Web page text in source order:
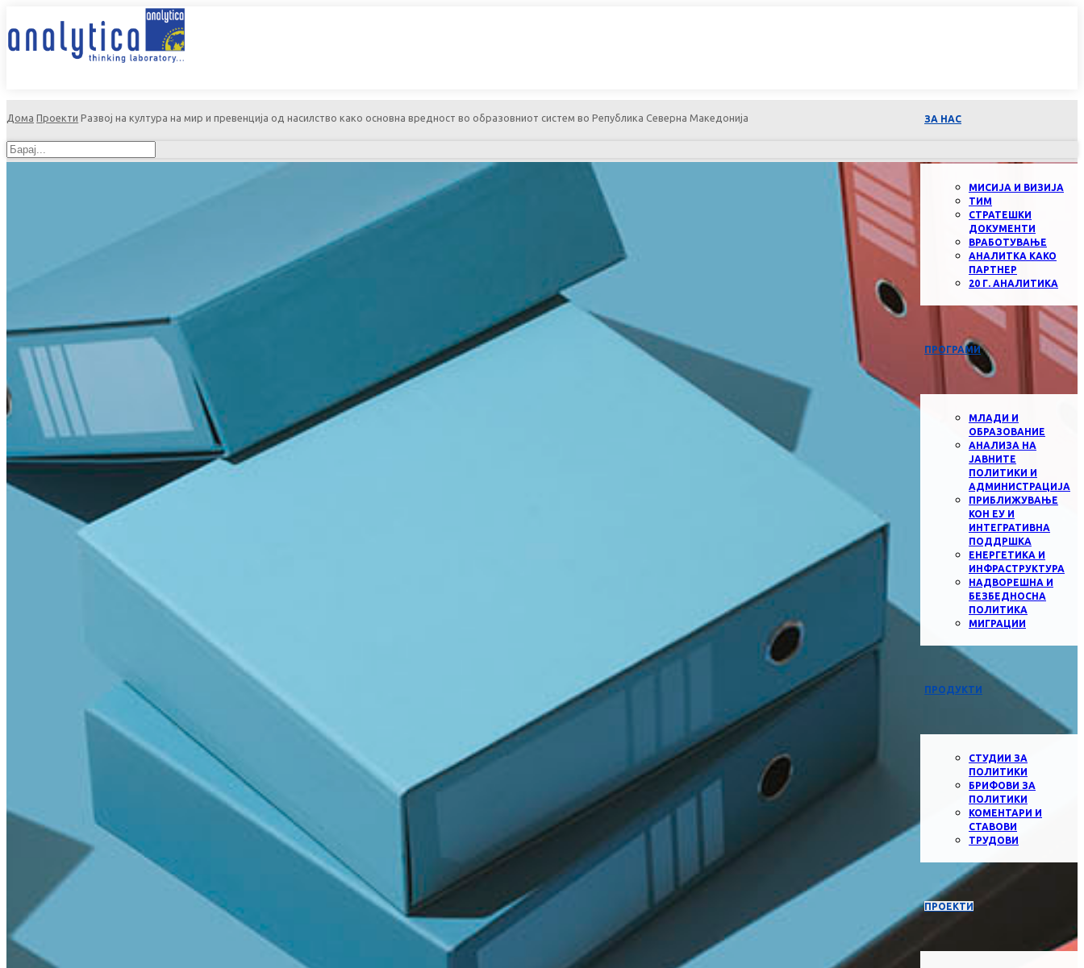
ЗА НАС
МИСИЈА И ВИЗИЈА
ТИМ
СТРАТЕШКИ
ДОКУМЕНТИ
ВРАБОТУВАЊЕ
АНАЛИТКА КАКО
ПАРТНЕР
20 Г. АНАЛИТИКА
ПРОГРАМИ
МЛАДИ И
ОБРАЗОВАНИЕ
АНАЛИЗА НА
ЈАВНИТЕ
ПОЛИТИКИ И
АДМИНИСТРАЦИЈА
ПРИБЛИЖУВАЊЕ
КОН ЕУ И
ИНТЕГРАТИВНА
ПОДДРШКА
ЕНЕРГЕТИКА И
ИНФРАСТРУКТУРА
НАДВОРЕШНА И
БЕЗБЕДНОСНА
ПОЛИТИКА
МИГРАЦИИ
ПРОДУКТИ
СТУДИИ ЗА
ПОЛИТИКИ
БРИФОВИ ЗА
ПОЛИТИКИ
КОМЕНТАРИ И
СТАВОВИ
ТРУДОВИ
ПРОЕКТИ
Дома Проекти Развој на култура на мир и превенција од насилство како основна вредност во образовниот систем во Република Северна Македонија